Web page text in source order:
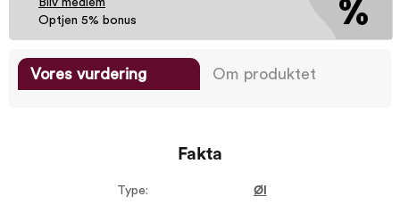
Bliv medlem
Optjen 5% bonus
Vores vurdering Om produktet
Fakta
Type: Øl